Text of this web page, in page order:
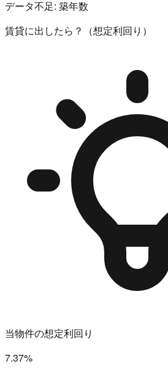
データ不足: 築年数
賃貸に出したら？（想定利回り）
当物件の想定利回り
7.37%